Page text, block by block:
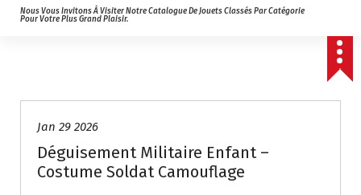
Nous Vous Invitons À Visiter Notre Catalogue De Jouets Classés Par Catégorie
Pour Votre Plus Grand Plaisir.
Jan 29 2026
Déguisement Militaire Enfant –
Costume Soldat Camouflage